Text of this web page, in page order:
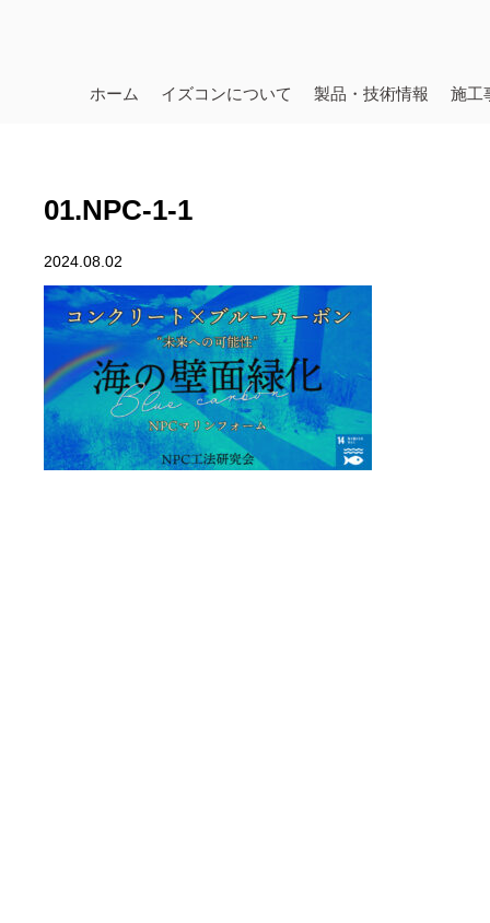
ホーム イズコンについて 製品・技術情報 施工
01.NPC-1-1
2024.08.02